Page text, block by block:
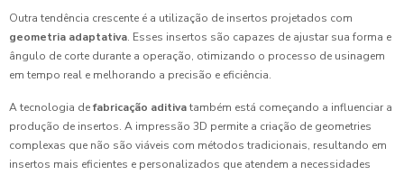
Outra tendência crescente é a utilização de insertos projetados com
geometria adaptativa. Esses insertos são capazes de ajustar sua forma e
ângulo de corte durante a operação, otimizando o processo de usinagem
em tempo real e melhorando a precisão e eficiência.
A tecnologia defabricação aditivatambém está começando a influenciar a
produção de insertos. A impressão 3D permite a criação de geometries
complexas que não são viáveis com métodos tradicionais, resultando em
insertos mais eficientes e personalizados que atendem a necessidades